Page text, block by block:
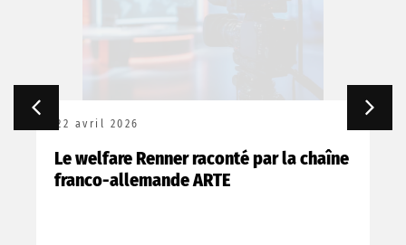
22 avril 2026
Le welfare Renner raconté par la chaîne
franco-allemande ARTE